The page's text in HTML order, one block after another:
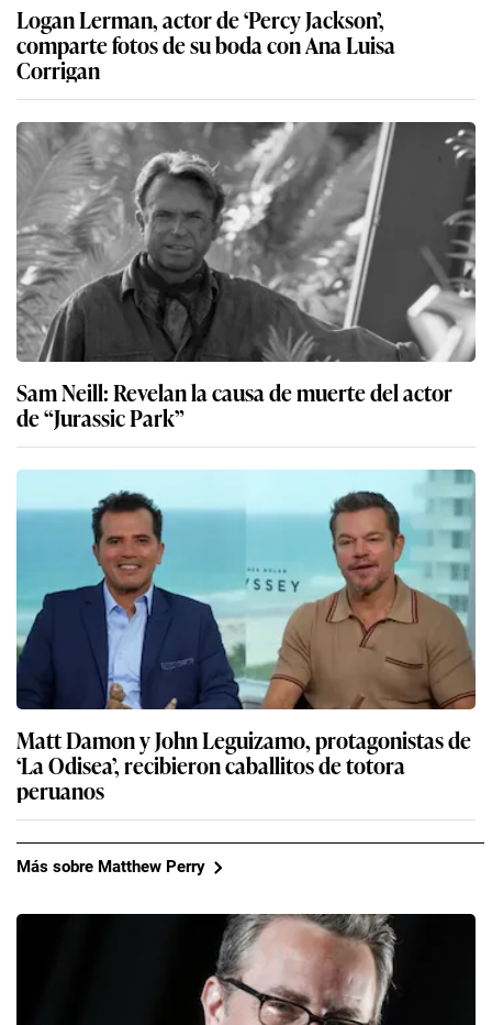
Logan Lerman, actor de ‘Percy Jackson’,
comparte fotos de su boda con Ana Luisa
Corrigan
Sam Neill: Revelan la causa de muerte del actor
de “Jurassic Park”
Matt Damon y John Leguizamo, protagonistas de
‘La Odisea’, recibieron caballitos de totora
peruanos
Más sobre Matthew Perry